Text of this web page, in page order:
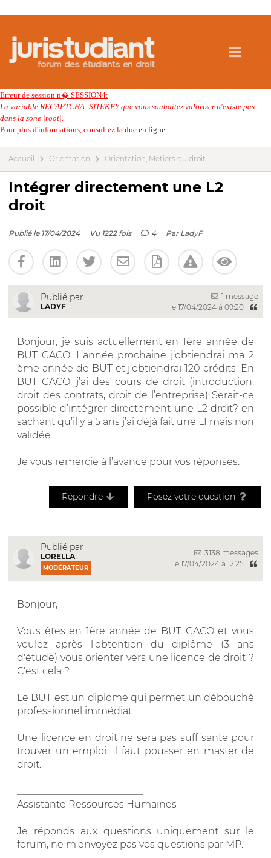
Erreur de session n� SESSION4:
La variable RECAPTCHA_SITEKEY que vous souhaitez valoriser n'existe pas
dans la zone |root|.
Pour plus d'informations, consultez la doc en ligne
Accueil Orientation Orientation, Métiers du droit
Intégrer directement une L2
droit
Publié le 17/04/2024 Vu 1222 fois 4 Par LadyF
Publié par
LADYF
1 message
le 17/04/2024 à 09:20
Bonjour, je suis actuellement en 1ère année de
BUT GACO. L’année prochaine j’obtiendrai ma 2
ème année de BUT et j’obtiendrai 120 crédits. En
BUT GACO, j’ai des cours de droit (introduction,
droit des contrats, droit de l’entreprise) Serait-ce
possible d’intégrer directement une L2 droit? en
sachant qu’il y a 5 ans j’ai déjà fait une L1 mais non
validée.
Je vous remercie à l’avance pour vos réponses.
Répondre Posez votre question
Publié par
LORELLA
MODÉRATEUR
3138 messages
le 17/04/2024 à 12:25
Bonjour,
Vous êtes en 1ère année de BUT GACO et vous
voulez après l'obtention du diplôme (3 ans
d'étude) vous orienter vers une licence de droit ?
C'est cela ?
Le BUT est un diplome qui permet un débouché
professionnel immédiat.
Une licence en droit ne sera pas suffisante pour
trouver un emploi. Il faut pousser en master de
droit.
Assistante Ressources Humaines
Je réponds aux questions uniquement sur le
forum, ne m'envoyez pas vos questions par MP.